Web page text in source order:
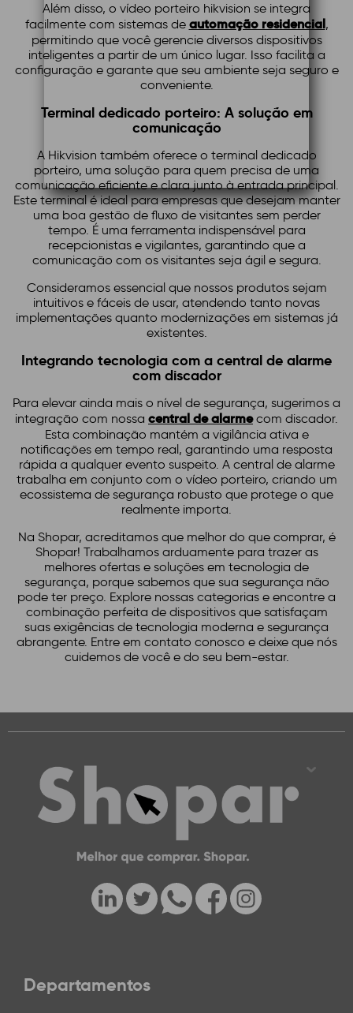
Além disso, o vídeo porteiro hikvision se integra
facilmente com sistemas de automação residencial,
permitindo que você gerencie diversos dispositivos
inteligentes a partir de um único lugar. Isso facilita a
configuração e garante que seu ambiente seja seguro e
conveniente.
Terminal dedicado porteiro: A solução em
comunicação
A Hikvision também oferece o terminal dedicado
porteiro, uma solução para quem precisa de uma
comunicação eficiente e clara junto à entrada principal.
Este terminal é ideal para empresas que desejam manter
uma boa gestão de fluxo de visitantes sem perder
tempo. É uma ferramenta indispensável para
recepcionistas e vigilantes, garantindo que a
comunicação com os visitantes seja ágil e segura.
Consideramos essencial que nossos produtos sejam
intuitivos e fáceis de usar, atendendo tanto novas
implementações quanto modernizações em sistemas já
existentes.
Integrando tecnologia com a central de alarme
com discador
Para elevar ainda mais o nível de segurança, sugerimos a
integração com nossa central de alarmecom discador.
Esta combinação mantém a vigilância ativa e
notificações em tempo real, garantindo uma resposta
rápida a qualquer evento suspeito. A central de alarme
trabalha em conjunto com o vídeo porteiro, criando um
ecossistema de segurança robusto que protege o que
realmente importa.
Na Shopar, acreditamos que melhor do que comprar, é
Shopar! Trabalhamos arduamente para trazer as
melhores ofertas e soluções em tecnologia de
segurança, porque sabemos que sua segurança não
pode ter preço. Explore nossas categorias e encontre a
combinação perfeita de dispositivos que satisfaçam
suas exigências de tecnologia moderna e segurança
abrangente. Entre em contato conosco e deixe que nós
cuidemos de você e do seu bem-estar.
Departamentos